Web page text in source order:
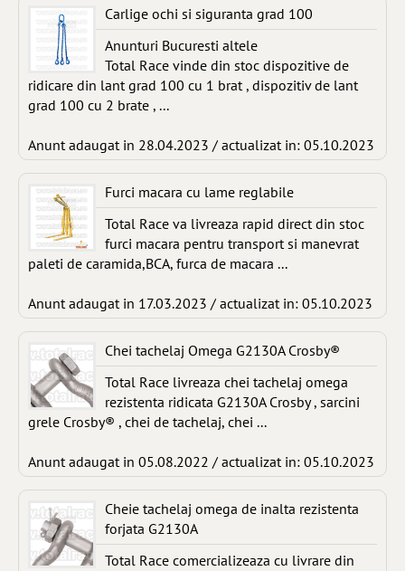
Carlige ochi si siguranta grad 100
Anunturi Bucuresti altele
Total Race vinde din stoc dispozitive de
ridicare din lant grad 100 cu 1 brat , dispozitiv de lant
grad 100 cu 2 brate , ...
Anunt adaugat in 28.04.2023 / actualizat in: 05.10.2023
Furci macara cu lame reglabile
Total Race va livreaza rapid direct din stoc
furci macara pentru transport si manevrat
paleti de caramida,BCA, furca de macara ...
Anunt adaugat in 17.03.2023 / actualizat in: 05.10.2023
Chei tachelaj Omega G2130A Crosby®
Total Race livreaza chei tachelaj omega
rezistenta ridicata G2130A Crosby , sarcini
grele Crosby® , chei de tachelaj, chei ...
Anunt adaugat in 05.08.2022 / actualizat in: 05.10.2023
Cheie tachelaj omega de inalta rezistenta
forjata G2130A
Total Race comercializeaza cu livrare din